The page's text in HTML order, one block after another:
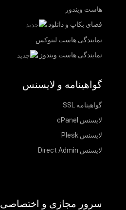
هاست ویندوز
فضای بکاپ و دانلود
نمایندگی هاست لینوکس
نمایندگی هاست ویندوز
گواهینامه و لایسنس
گواهینامه SSL
لایسنس cPanel
لایسنس Plesk
لایسنس Direct Admin
سرور مجازی و اختصاصی